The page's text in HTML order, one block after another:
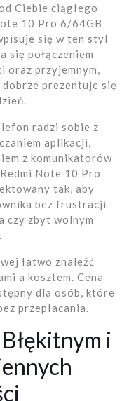
Ciebie ciągłego
10 Pro 6/64GB
się w ten styl
się połączeniem
oraz przyjemnym,
dobrze prezentuje się
radzi sobie z
aplikacji,
z komunikatorów
Note 10 Pro
tak, aby
bez frustracji
czy zbyt wolnym
łatwo znaleźć
a kosztem. Cena
dla osób, które
przepłacania.
i